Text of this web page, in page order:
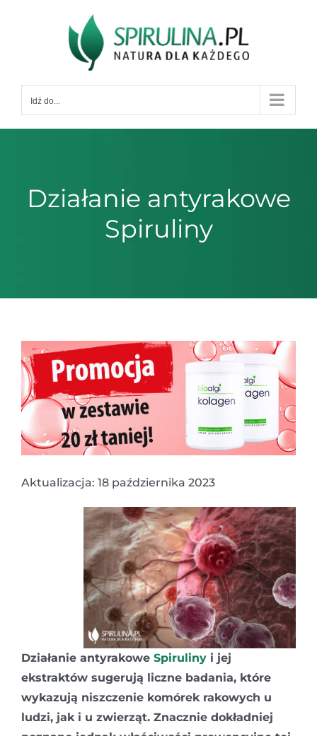
Idź do...
Działanie antyrakowe
Spiruliny
Aktualizacja: 18 października 2023
Działanie antyrakowe Spiruliny i jej
ekstraktów sugerują liczne badania, które
wykazują niszczenie komórek rakowych u
ludzi, jak i u zwierząt. Znacznie dokładniej